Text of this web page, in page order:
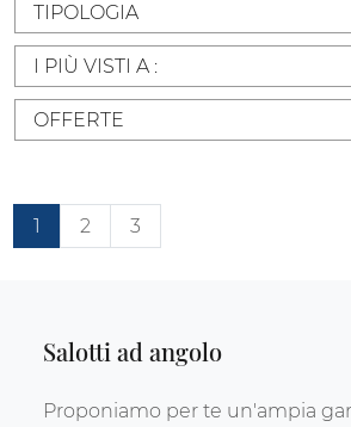
TIPOLOGIA
I PIÙ VISTI A :
OFFERTE
1 2 3
Salotti ad angolo
Proponiamo per te un'ampia